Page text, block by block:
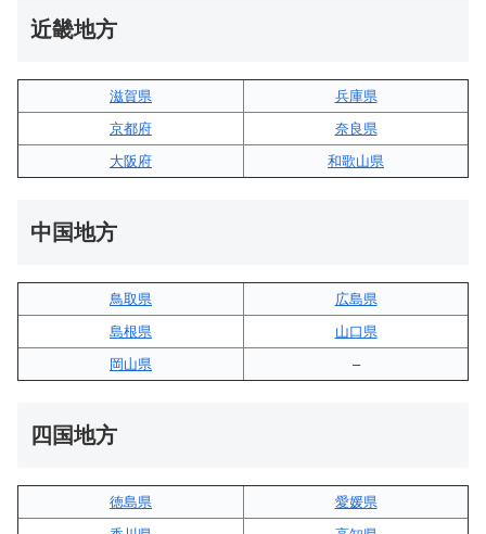
近畿地方
滋賀県
兵庫県
京都府
奈良県
大阪府
和歌山県
中国地方
鳥取県
広島県
島根県
山口県
岡山県
–
四国地方
徳島県
愛媛県